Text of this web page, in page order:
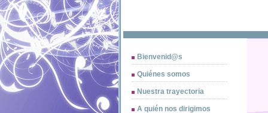
Bienvenid@s
Quiénes somos
Nuestra trayectoria
A quién nos dirigimos